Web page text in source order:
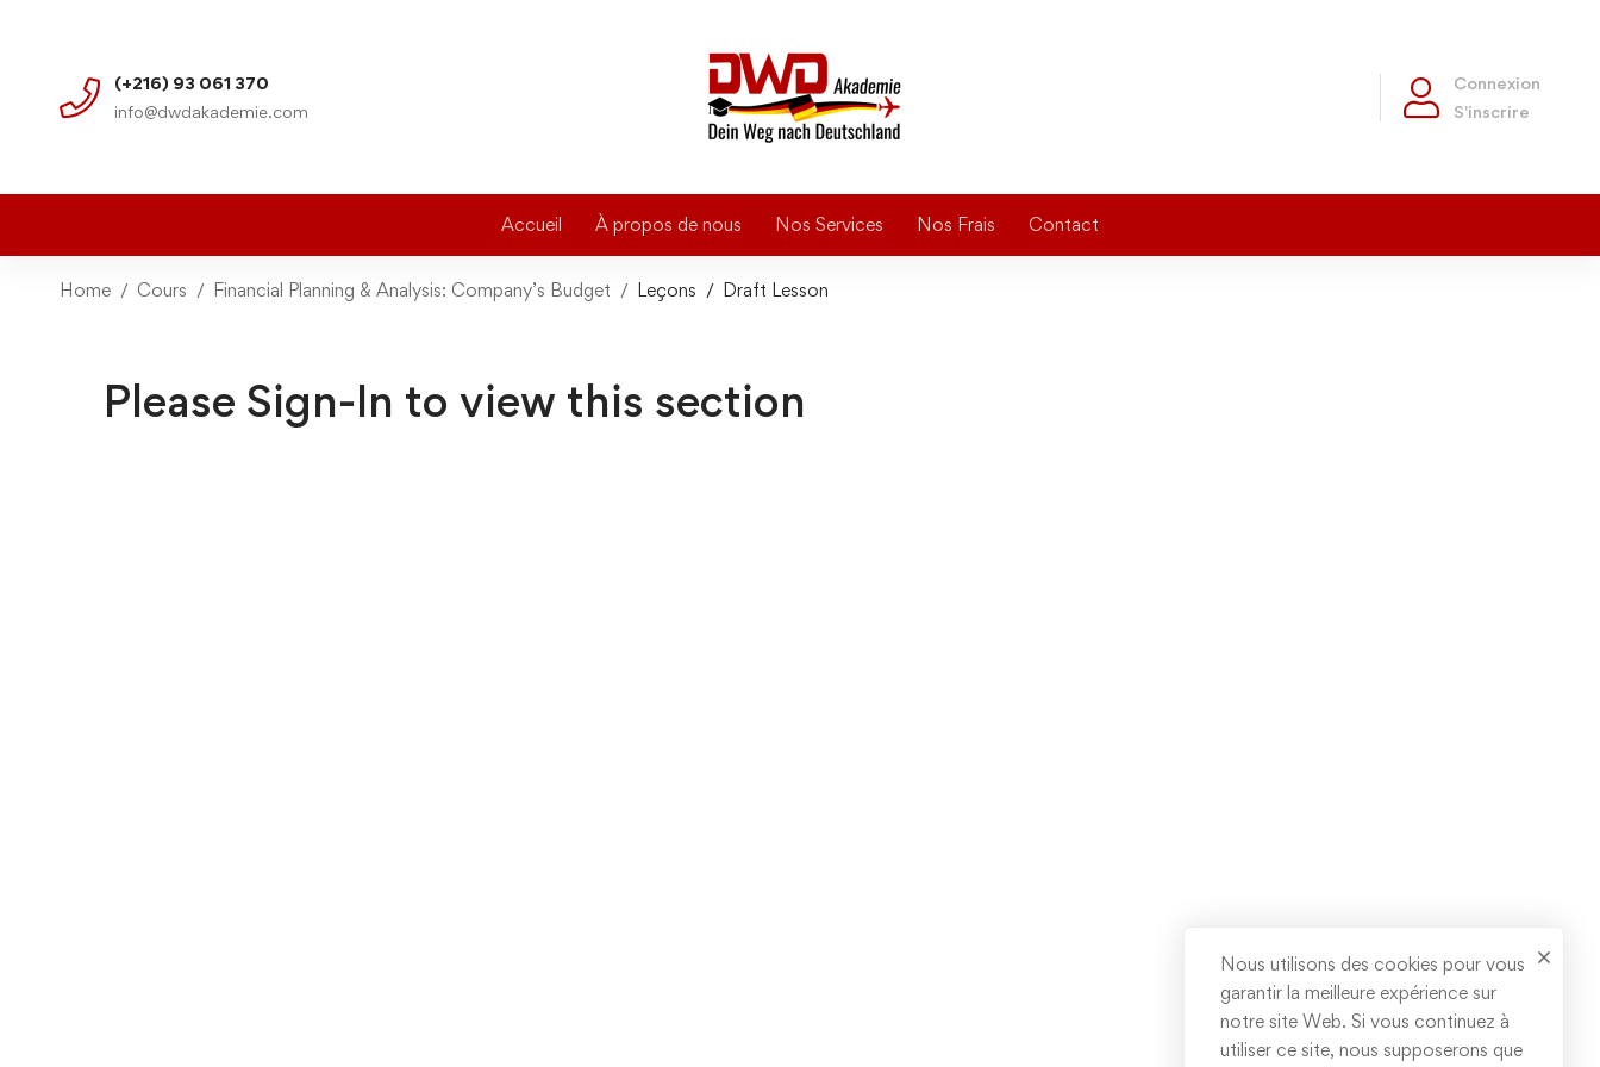
(+216) 93 061 370
info@dwdakademie.com
Connexion
S'inscrire
Accueil À propos de nous Nos Services Nos Frais Contact
Home Cours Financial Planning & Analysis: Company’s Budget Leçons Draft Lesson
Please Sign-In to view this section
Nous utilisons des cookies pour vous
garantir la meilleure expérience sur
notre site Web. Si vous continuez à
utiliser ce site, nous supposerons que